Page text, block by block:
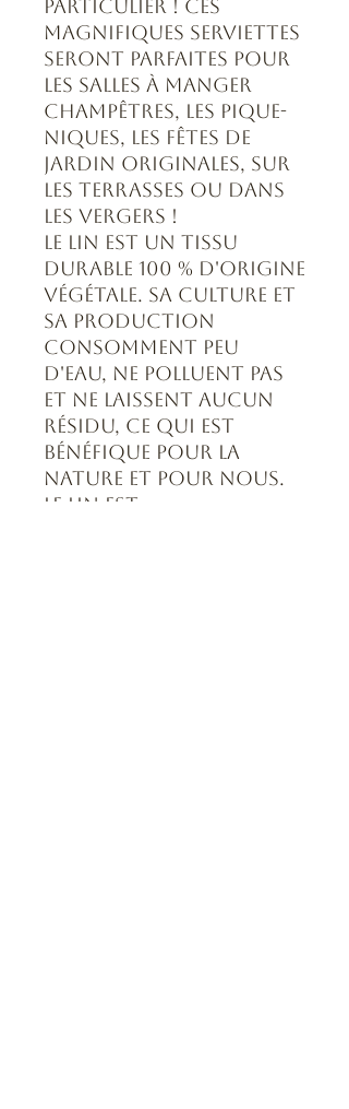
particulier ! Ces
magnifiques serviettes
seront parfaites pour
les salles à manger
champêtres, les pique-
niques, les fêtes de
jardin originales, sur
les terrasses ou dans
les vergers !
Le lin est un tissu
durable 100 % d'origine
végétale. Sa culture et
sa production
consomment peu
d'eau, ne polluent pas
et ne laissent aucun
résidu, ce qui est
bénéfique pour la
nature et pour nous.
Le lin est